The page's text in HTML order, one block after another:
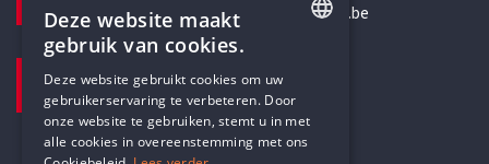
secretariaat@humanistischverbond.be
Pottenbrug 4
Antwerpen, 2000
DUTCH
Deze website maakt
gebruik van cookies.
Deze website gebruikt cookies om uw
gebruikerservaring te verbeteren. Door
onze website te gebruiken, stemt u in met
alle cookies in overeenstemming met ons